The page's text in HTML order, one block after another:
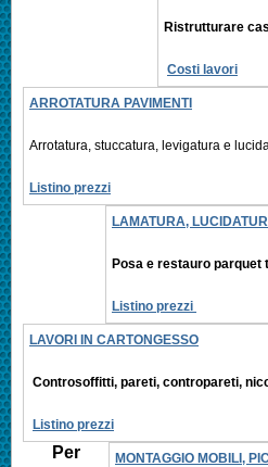
Ristrutturare
Costi lavori
ARROTATURA PAVIMENTI
Arrotatura, stuccatura, levigatura e
Listino prezzi
LAMATURA,
Posa e restauro parquet
Listino prezzi
LAVORI IN CARTONGESSO
Controsoffitti, pareti, contropareti,
Listino prezzi
MONTAGGIO MOBILI,
Per